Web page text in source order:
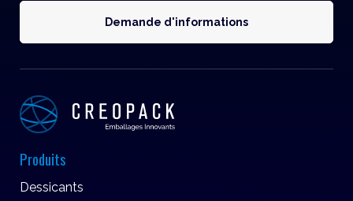
Demande d'informations
Produits
Dessicants